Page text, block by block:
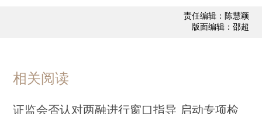
责任编辑：陈慧颖
版面编辑：邵超
相关阅读
证监会否认对两融进行窗口指导 启动专项检